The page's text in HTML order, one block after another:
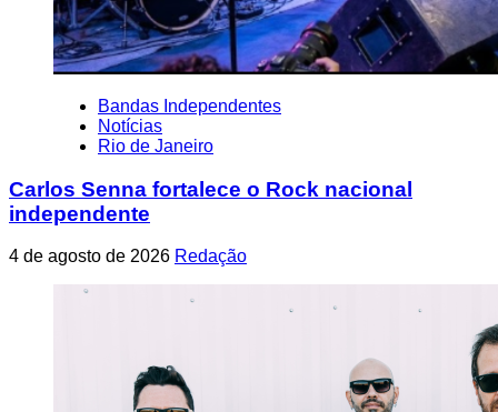
Bandas Independentes
Notícias
Rio de Janeiro
Carlos Senna fortalece o Rock nacional
independente
4 de agosto de 2026 Redação